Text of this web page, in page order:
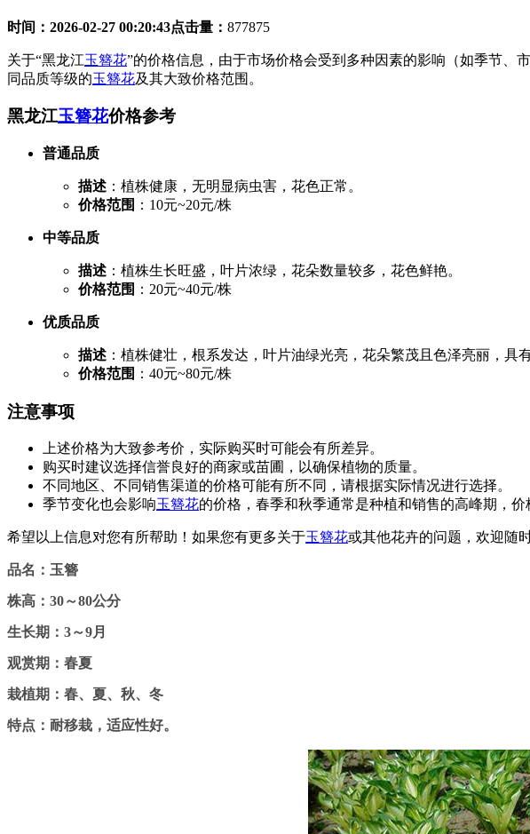
时间： 2026-02-27 00:20:43点击量： 877875
关于“黑龙江玉簪花”的价格信息，由于市场价格会受到多种因素的影响（如季节、
同品质等级的玉簪花及其大致价格范围。
黑龙江玉簪花价格参考
普通品质
描述 ：植株健康，无明显病虫害，花色正常。
价格范围 ：10元~20元/株
中等品质
描述 ：植株生长旺盛，叶片浓绿，花朵数量较多，花色鲜艳。
价格范围 ：20元~40元/株
优质品质
描述 ：植株健壮，根系发达，叶片油绿光亮，花朵繁茂且色泽亮丽，具
价格范围 ：40元~80元/株
注意事项
上述价格为大致参考价，实际购买时可能会有所差异。
购买时建议选择信誉良好的商家或苗圃，以确保植物的质量。
不同地区、不同销售渠道的价格可能有所不同，请根据实际情况进行选择。
季节变化也会影响玉簪花的价格，春季和秋季通常是种植和销售的高峰期，价
希望以上信息对您有所帮助！如果您有更多关于玉簪花或其他花卉的问题，欢迎随时
品名：玉簪
株高：30～80公分
生长期：3～9月
观赏期：春夏
栽植期：春、夏、秋、冬
特点：耐移栽，适应性好。